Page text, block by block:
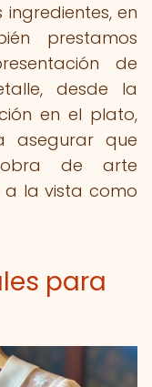
en
prestamos
de
desde la
en el plato,
asegurar que
de arte
la vista como
para